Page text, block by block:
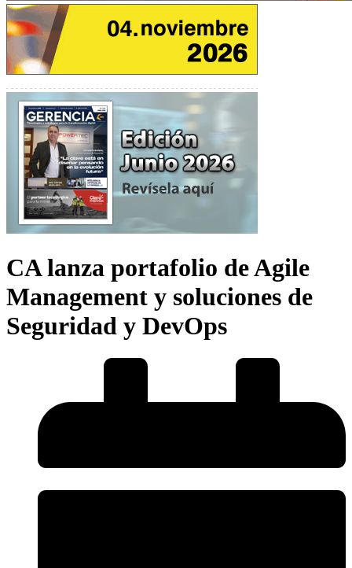
CA lanza portafolio de Agile
Management y soluciones de
Seguridad y DevOps